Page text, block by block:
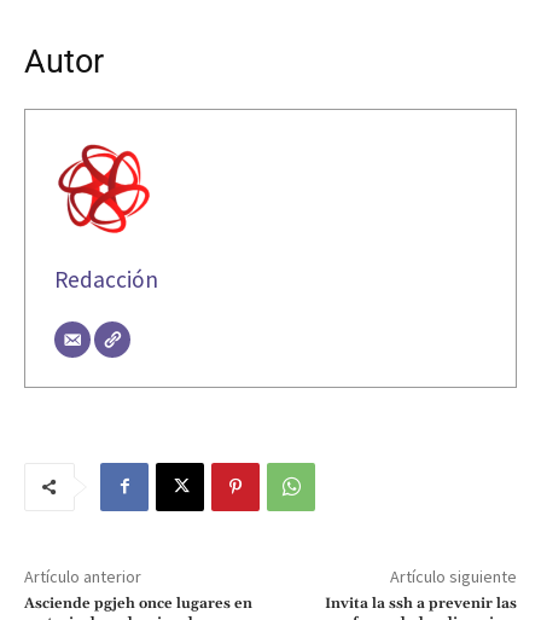
Autor
Redacción
Artículo anterior
Asciende pgjeh once lugares en
Artículo siguiente
Invita la ssh a prevenir las